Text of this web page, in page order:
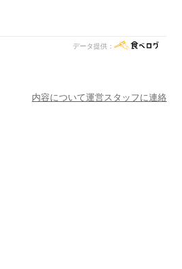
データ提供：
内容について運営スタッフに連絡